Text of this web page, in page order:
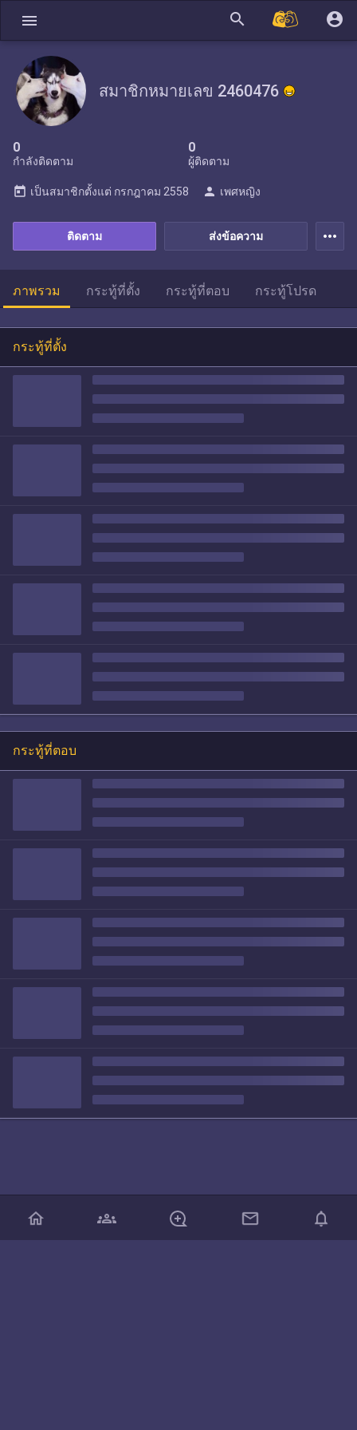
menu search account_circle
สมาชิกหมายเลข 2460476
0
กำลังติดตาม
0
ผู้ติดตาม
ส่งข้อความ
ติดตาม
today เป็นสมาชิกตั้งแต่ กรกฎาคม 2558 person เพศหญิง
more_horiz
ภาพรวม กระทู้ที่ตั้ง กระทู้ที่ตอบ กระทู้โปรด
กระทู้ที่ตั้ง
กระทู้ที่ตอบ